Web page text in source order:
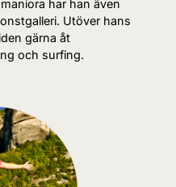
har han även
Utöver hans
gärna åt
och surfing.